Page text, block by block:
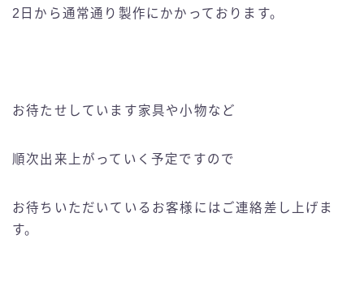
2日から通常通り製作にかかっております。
お待たせしています家具や小物など
順次出来上がっていく予定ですので
お待ちいただいているお客様にはご連絡差し上げま
す。